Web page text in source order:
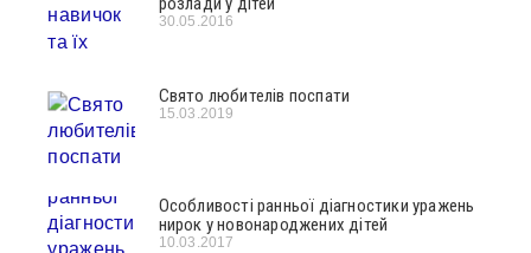
30.05.2016
Свято любителів поспати
15.03.2019
Особливості ранньої діагностики уражень
нирок у новонароджених дітей
10.03.2017